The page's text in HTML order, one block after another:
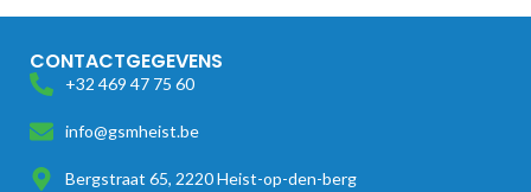
CONTACTGEGEVENS
+32 469 47 75 60
info@gsmheist.be
Bergstraat 65, 2220 Heist-op-den-berg